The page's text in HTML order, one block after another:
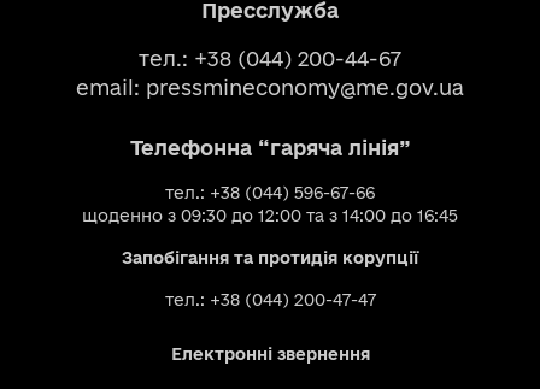
Пресслужба
тел.: +38 (044) 200-44-67
email: pressmineconomy@me.gov.ua
Телефонна “гаряча лінія”
тел.: +38 (044) 596-67-66
щоденно з 09:30 до 12:00 та з 14:00 до 16:45
Запобігання та протидія корупції
тел.: +38 (044) 200-47-47
Електронні звернення